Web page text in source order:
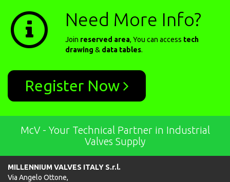
Need More Info?
Join reserved area, You can access tech
drawing & data tables.
Register Now
McV - Your Technical Partner in Industrial
Valves Supply
MILLENNIUM VALVES ITALY S.r.l.
Via Angelo Ottone,